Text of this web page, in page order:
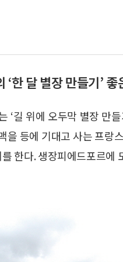
‘한 달 별장 만들기’
‘길 위에 오두막 별장 만
을 등에 기대고 사는 프랑
한다. 생장피에드포르에